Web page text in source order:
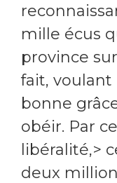
mille écus
province
fait, voulant
bonne
obéir. Par
libéralité,>
deux